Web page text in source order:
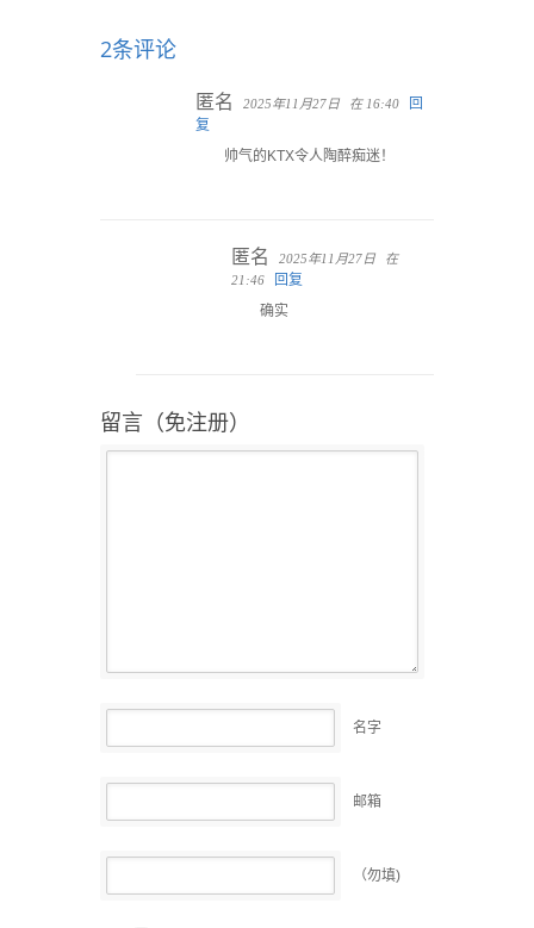
2条评论
匿名 2025年11月27日 在 16:40
回
复
帅气的KTX令人陶醉痴迷！
匿名 2025年11月27日
在
21:46
回复
确实
留言（免注册）
名字
邮箱
（勿填)